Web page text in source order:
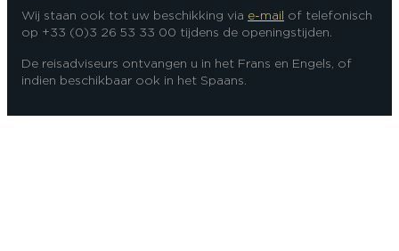
Wij staan ook tot uw beschikking via e-mail of telefonisch
op +33 (0)3 26 53 33 00 tijdens de openingstijden.
De reisadviseurs ontvangen u in het Frans en Engels, of
indien beschikbaar ook in het Spaans.